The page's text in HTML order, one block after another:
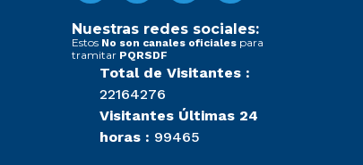
Nuestras redes sociales:
Estos No son canales oficiales para
tramitar PQRSDF
Total de Visitantes :
22164276
Visitantes Últimas 24
horas : 99465